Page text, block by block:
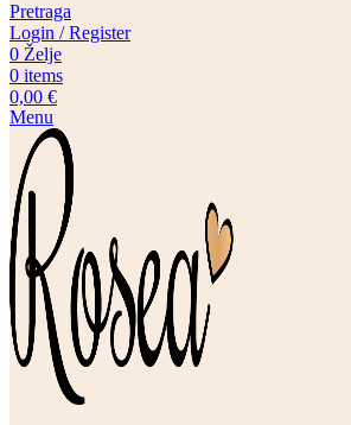
Pretraga
Login / Register
0 Želje
0 items
0,00 €
Menu